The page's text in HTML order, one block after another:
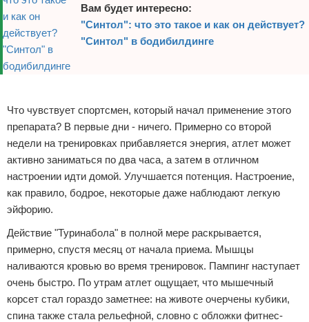
Вам будет интересно:
"Синтол": что это такое и как он действует?
"Синтол" в бодибилдинге
Что чувствует спортсмен, который начал применение этого
препарата? В первые дни - ничего. Примерно со второй
недели на тренировках прибавляется энергия, атлет может
активно заниматься по два часа, а затем в отличном
настроении идти домой. Улучшается потенция. Настроение,
как правило, бодрое, некоторые даже наблюдают легкую
эйфорию.
Действие "Туринабола" в полной мере раскрывается,
примерно, спустя месяц от начала приема. Мышцы
наливаются кровью во время тренировок. Пампинг наступает
очень быстро. По утрам атлет ощущает, что мышечный
корсет стал гораздо заметнее: на животе очерчены кубики,
спина также стала рельефной, словно с обложки фитнес-